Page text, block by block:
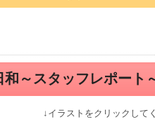
和～スタッフレポート
↓イラストをクリックして